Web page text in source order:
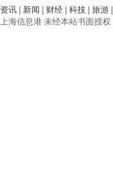
资讯
新闻 财经 科技 旅游
上海信息港 未经本站书面授